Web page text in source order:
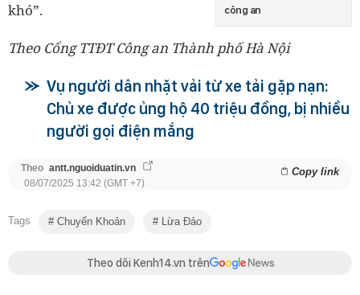
công an
khó”.
Theo Cổng TTĐT Công an Thành phố Hà Nội
Vụ người dân nhặt vải từ xe tải gặp nạn:
Chủ xe được ủng hộ 40 triệu đồng, bị nhiều
người gọi điện mắng
Theo antt.nguoiduatin.vn Copy link
08/07/2025 13:42 (GMT +7)
Tags Chuyển Khoản Lừa Đảo
Theo dõi Kenh14.vn trên